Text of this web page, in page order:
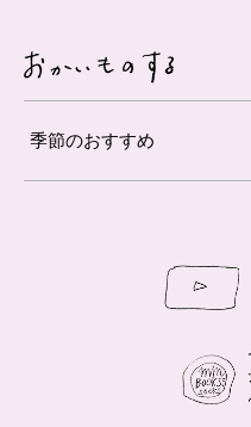
季節のおすすめ